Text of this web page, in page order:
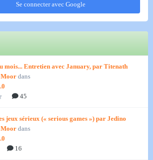
Se connecter avec Google
mois... Entretien avec January, par Titenath
dans
45
jeux sérieux (« serious games ») par Jedino
dans
16